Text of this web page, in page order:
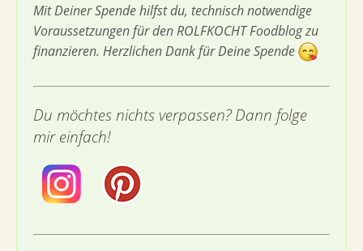
Mit Deiner Spende hilfst du, technisch notwendige
Voraussetzungen für den ROLFKOCHT Foodblog zu
finanzieren. Herzlichen Dank für Deine Spende
Du möchtes nichts verpassen? Dann folge
mir einfach!